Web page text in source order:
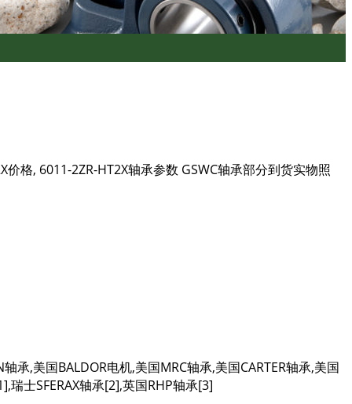
格, 6011-2ZR-HT2X轴承参数 GSWC轴承部分到货实物照
承,美国BALDOR电机,美国MRC轴承,美国CARTER轴承,美国
瑞士SFERAX轴承[2],英国RHP轴承[3]